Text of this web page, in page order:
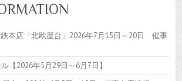
本店「北欧屋台」2026年7月15日～20日 催事
【2026年5月29日～6月7日】